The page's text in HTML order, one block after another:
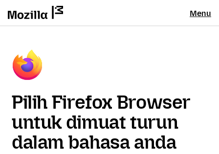
Menu
Pilih Firefox Browser
untuk dimuat turun
dalam bahasa anda